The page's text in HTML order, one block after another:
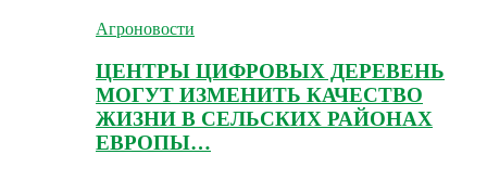
Агроновости
ЦЕНТРЫ ЦИФРОВЫХ ДЕРЕВЕНЬ
МОГУТ ИЗМЕНИТЬ КАЧЕСТВО
ЖИЗНИ В СЕЛЬСКИХ РАЙОНАХ
ЕВРОПЫ…